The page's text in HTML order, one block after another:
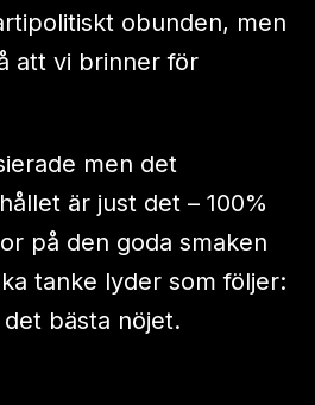
obunden, men
att vi brinner för
men det
är just det – 100%
på den goda smaken
tanke lyder som följer:
bästa nöjet.